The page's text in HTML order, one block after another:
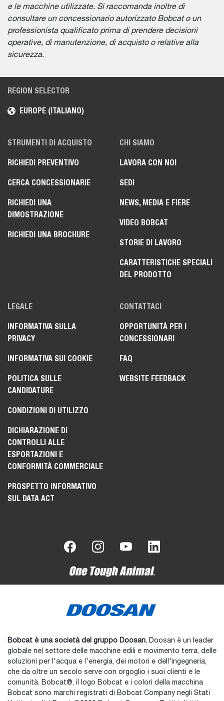
e le macchine utilizzate. Si raccomanda inoltre di
consultare un concessionario autorizzato Bobcat o un
professionista qualificato prima di prendere decisioni
operative, di manutenzione, di acquisto o relative alla
sicurezza.
REGION SELECTOR
EUROPE (ITALIANO)
STRUMENTI DI ACQUISTO
RICHIEDI PREVENTIVO
CERCA CONCESSIONARIE
RICHIEDI UNA
DIMOSTRAZIONE
RICHIEDI UNA BROCHURE
CHI SIAMO
LAVORA CON NOI
SEDI
NEWS, MEDIA E FIERE
VIDEO BOBCAT
STORIE DI LAVORO
CARATTERISTICHE SPECIALI
DEL PRODOTTO
LEGALE
INFORMATIVA SULLA
PRIVACY
INFORMATIVA SUI COOKIE
POLITICA SULLE
CANDIDATURE
CONDIZIONI DI UTILIZZO
DICHIARAZIONE DI
CONTROLLI ALLE
ESPORTAZIONI E
CONFORMITÀ COMMERCIALE
PROSPETTO INFORMATIVO
SUL DATA ACT
CONTATTACI
OPPORTUNITÀ PER I
CONCESSIONARI
FAQ
WEBSITE FEEDBACK
Bobcat è una società del gruppo Doosan. Doosan è un leader
globale nel settore delle macchine edili e movimento terra, delle
soluzioni per l'acqua e l'energia, dei motori e dell'ingegneria,
che da oltre un secolo serve con orgoglio i suoi clienti e le
comunità. Bobcat®, il logo Bobcat e i colori della macchina
Bobcat sono marchi registrati di Bobcat Company negli Stati